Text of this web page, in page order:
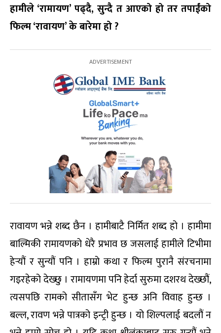
हामीले ‘रामायण’ पढ्दै,सुन्दै त आएको हो तर तपाईंको
फिल्म ‘रावायण’ के बारेमा हो ?
रावायण भन्ने शब्द छैन । हामीबाटै निर्मित शब्द हो । हामीमा
बाल्मिकी रामायणको धेरै प्रभाव छ जसलाई हामीले टिभीमा
हेर्‍यौं र सुन्यौं पनि । हाम्रो कथा र फिल्म पुरानै संरचनामा
गइरहेको देख्छु । रामायणमा पनि हेर्दा सुरुमा दशरथ देख्छौं,
त्यसपछि रामको सीतासँग भेट हुन्छ अनि विवाह हुन्छ ।
बल्ल, रावण भन्ने पात्रको इन्ट्री हुन्छ । यो शिल्पलाई बदलौं न